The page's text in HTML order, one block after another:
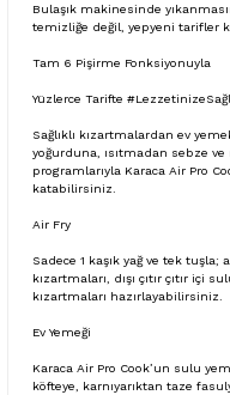
Bulaşık makinesinde
temizliğe değil, yepyeni tarifler
Tam 6 Pişirme Fonksiyonuyla
Yüzlerce Tarifte
Sağlıklı kızartmalardan ev
yoğurduna, ısıtmadan sebze
programlarıyla Karaca Air Pro
katabilirsiniz.
Air Fry
Sadece 1 kaşık yağ ve tek tuşla;
kızartmaları, dışı çıtır çıtır içi
kızartmaları hazırlayabilirsiniz.
Ev Yemeği
Karaca Air Pro Cook’un sulu
köfteye, karnıyarıktan taze